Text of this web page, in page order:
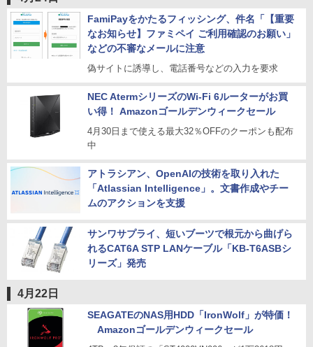
FamiPayをかたるフィッシング、件名「【重要
なお知らせ】ファミペイ ご利用確認のお願い」
などの不審なメールに注意
偽サイトに誘導し、電話番号などの入力を要求
NEC AtermシリーズのWi-Fi 6ルーターがお買
い得！ Amazonゴールデンウィークセール
4月30日まで使える最大32％OFFのクーポンも配布
中
アトラシアン、OpenAIの技術を取り入れた
「Atlassian Intelligence」。文書作成やチー
ムのアクションを支援
サンワサプライ、短いブーツで根元から曲げら
れるCAT6A STP LANケーブル「KB-T6ASBシ
リーズ」発売
4月22日
SEAGATEのNAS用HDD「IronWolf」が特価！
Amazonゴールデンウィークセール